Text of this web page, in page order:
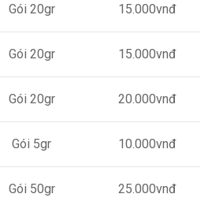
Gói 20gr 15.000vnđ
Gói 20gr 15.000vnđ
Gói 20gr 20.000vnđ
Gói 5gr 10.000vnđ
Gói 50gr 25.000vnđ